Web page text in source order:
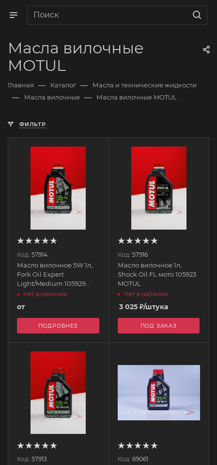
Масла вилочные
MOTUL
Главная — Каталог — Масла и технические жидкости
— Масла вилочные — Масла вилочные MOTUL
ФИЛЬТР
Код: 57914
Масло вилочное 5W 1л,
Fork Oil Expert
Light/Medium 105929
MOTUL
Нет в наличии
от
ПОДРОБНЕЕ
Код: 57916
Масло вилочное 1л,
Shock Oil FL мото 105923
MOTUL
Нет в наличии
3 025₽/штука
ПОД ЗАКАЗ
Код: 57913 Код: 69061